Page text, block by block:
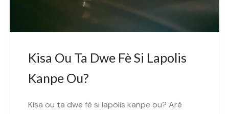
Kisa Ou Ta Dwe Fè Si Lapolis
Kanpe Ou?
Kisa ou ta dwe fè si lapolis kanpe ou? Arè